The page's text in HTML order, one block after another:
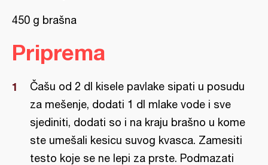
450 g brašna
Priprema
Čašu od 2 dl kisele pavlake sipati u posudu
za mešenje, dodati 1 dl mlake vode i sve
sjediniti, dodati so i na kraju brašno u kome
ste umešali kesicu suvog kvasca. Zamesiti
testo koje se ne lepi za prste. Podmazati